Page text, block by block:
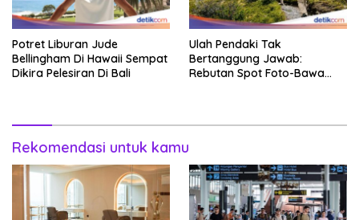
Potret Liburan Jude
Bellingham Di Hawaii Sempat
Dikira Pelesiran Di Bali
Ulah Pendaki Tak
Bertanggung Jawab:
Rebutan Spot Foto-Bawa
Rekomendasi untuk kamu